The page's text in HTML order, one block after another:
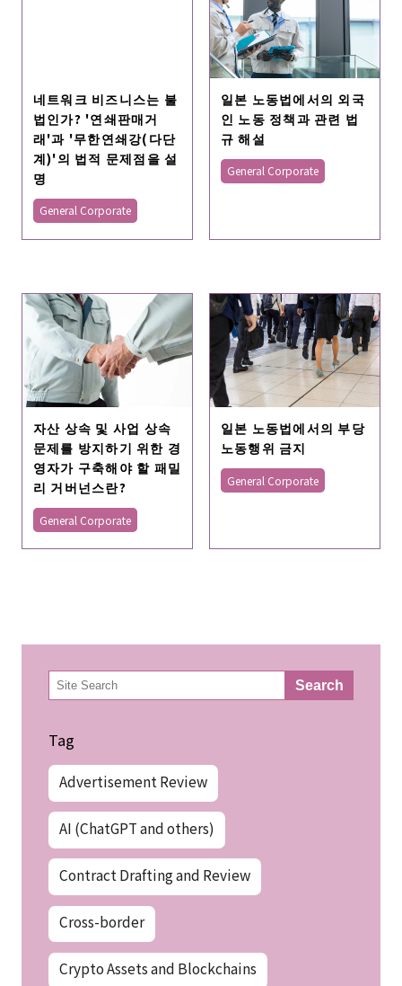
네트워크 비즈니스는 불
법인가? '연쇄판매거
래'과 '무한연쇄강(다단
계)'의 법적 문제점을 설
명
General Corporate
일본 노동법에서의 외국
인 노동 정책과 관련 법
규 해설
General Corporate
자산 상속 및 사업 상속
문제를 방지하기 위한 경
영자가 구축해야 할 패밀
리 거버넌스란?
General Corporate
일본 노동법에서의 부당
노동행위 금지
General Corporate
検
索 Search
Tag
Advertisement Review
AI (ChatGPT and others)
Contract Drafting and Review
Cross-border
Crypto Assets and Blockchains